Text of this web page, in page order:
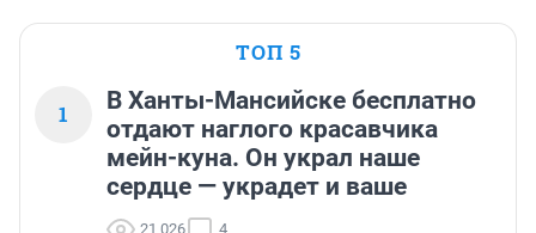
ТОП 5
1
В Ханты-Мансийске бесплатно
отдают наглого красавчика
мейн-куна. Он украл наше
сердце — украдет и ваше
21 026 4